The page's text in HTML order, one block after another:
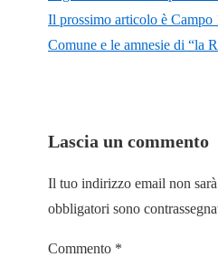
Il prossimo articolo è Campo
Comune e le amnesie di “la
Lascia un commento
Il tuo indirizzo email non
obbligatori sono
Commento *